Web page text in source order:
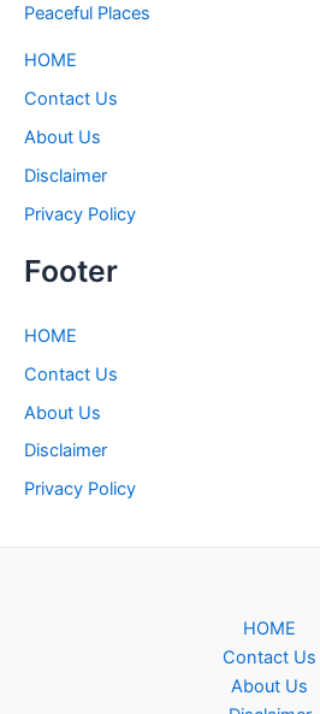
Peaceful Places
HOME
Contact Us
About Us
Disclaimer
Privacy Policy
Footer
HOME
Contact Us
About Us
Disclaimer
Privacy Policy
HOME
Contact Us
About Us